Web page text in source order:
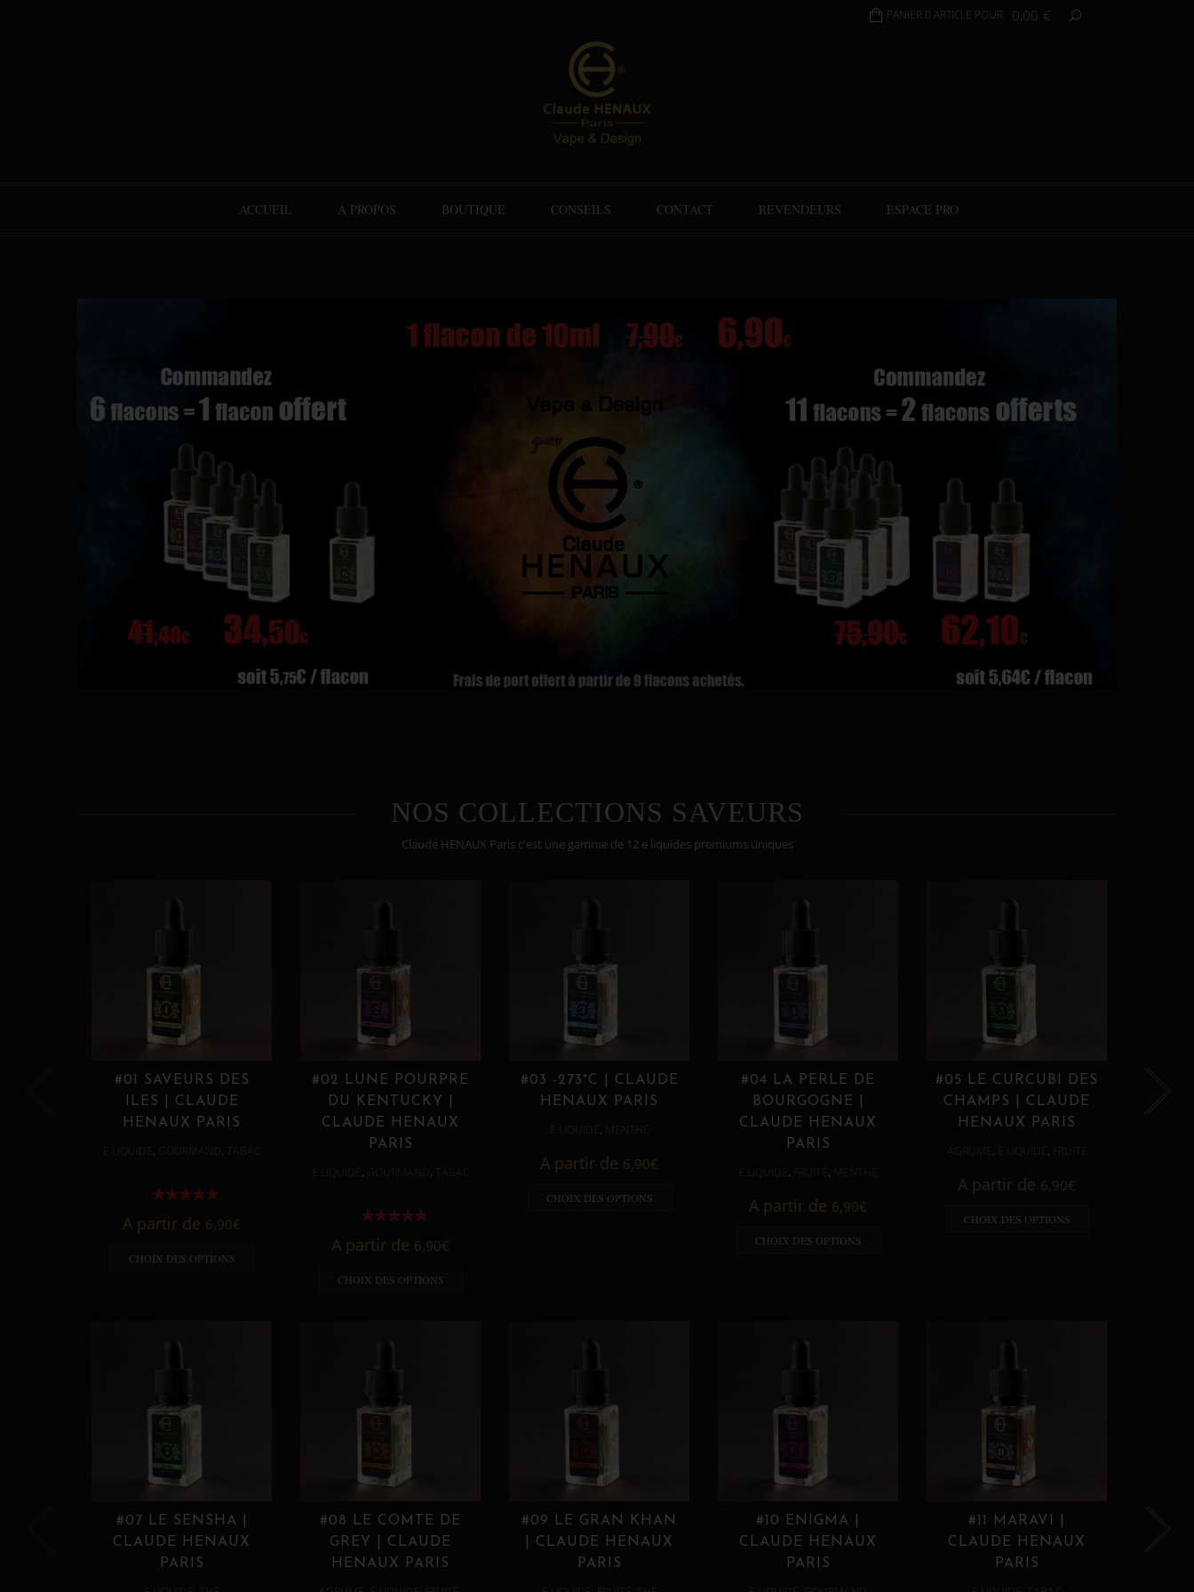
PANIER 0 ARTICLE POUR 0,00 €
ACCUEIL À PROPOS BOUTIQUE CONSEILS CONTACT REVENDEURS ESPACE PRO
NOS COLLECTIONS SAVEURS
Claude HENAUX Paris c'est une gamme de 12 e liquides premiums uniques
#01 SAVEURS DES
ILES | CLAUDE
HENAUX PARIS
, ,
A partir de 6,90€
CHOIX DES OPTIONS
#02 LUNE POURPRE
DU KENTUCKY |
CLAUDE HENAUX
PARIS
, ,
A partir de 6,90€
CHOIX DES OPTIONS
#03 -273°C | CLAUDE
HENAUX PARIS
,
A partir de 6,90€
CHOIX DES OPTIONS
#04 LA PERLE DE
BOURGOGNE |
CLAUDE HENAUX
PARIS
, ,
A partir de 6,90€
CHOIX DES OPTIONS
#05 LE CURCUBI DES
CHAMPS | CLAUDE
HENAUX PARIS
, ,
A partir de 6,90€
CHOIX DES OPTIONS
#07 LE SENSHA |
CLAUDE HENAUX
PARIS
#08 LE COMTE DE
GREY | CLAUDE
HENAUX PARIS
#09 LE GRAN KHAN
| CLAUDE HENAUX
PARIS
#10 ENIGMA |
CLAUDE HENAUX
PARIS
#11 MARAVI |
CLAUDE HENAUX
PARIS